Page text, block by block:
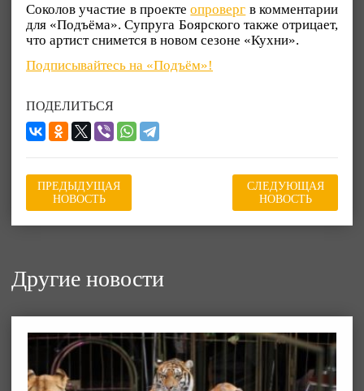
Соколов участие в проектеопроверг в комментарии
для «Подъёма». Супруга Боярского также отрицает,
что артист снимется в новом сезоне «Кухни».
Подписывайтесь на «Подъём»!
ПОДЕЛИТЬСЯ
ПРЕДЫДУЩАЯ
НОВОСТЬ
СЛЕДУЮЩАЯ
НОВОСТЬ
Другие новости